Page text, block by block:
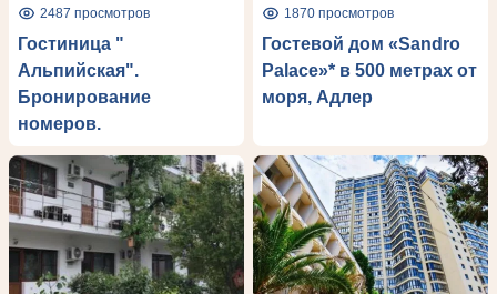
2487 просмотров
Гостиница "
Альпийская".
Бронирование
номеров.
1870 просмотров
Гостевой дом «Sandro
Рalace»* в 500 метрах от
моря, Адлер